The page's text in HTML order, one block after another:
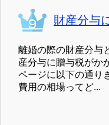
財産分与
離婚の際の財産分与
産分与に贈与税がか
ページに以下の通り
費用の相場ってど...